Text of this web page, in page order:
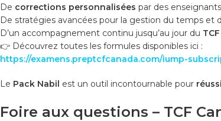
De corrections personnalisées par des
De stratégies avancées pour la gestion du temps et
D’un accompagnement continu jusqu’au jour du
👉 Découvrez toutes les formules disponibles ici :
https://examens.preptcfcanada.com/iump-
Le Pack Nabil est un outil incontournable pour
Foire aux questions – TCF